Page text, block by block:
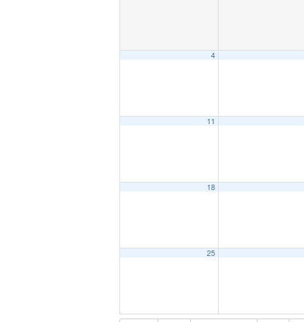
4
11
18
25